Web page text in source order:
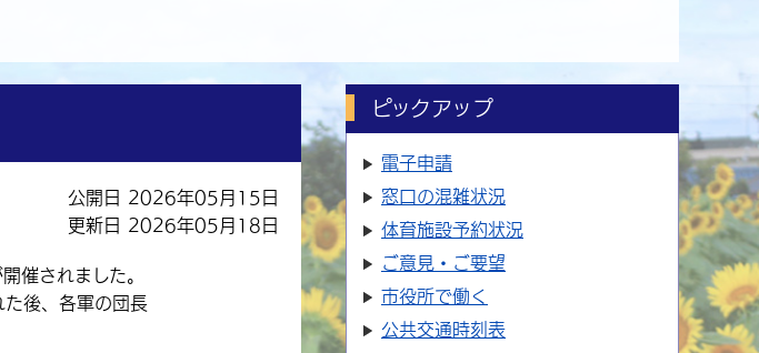
公開日 2026年05月15日
更新日 2026年05月18日
催されました。
た後、各軍の団長
ピックアップ
電子申請
窓口の混雑状況
体育施設予約状況
ご意見・ご要望
市役所で働く
公共交通時刻表